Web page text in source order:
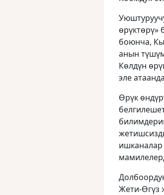
боюнча,
анын
Көлдүн
эле
Өрүк
Жети-Өгүз